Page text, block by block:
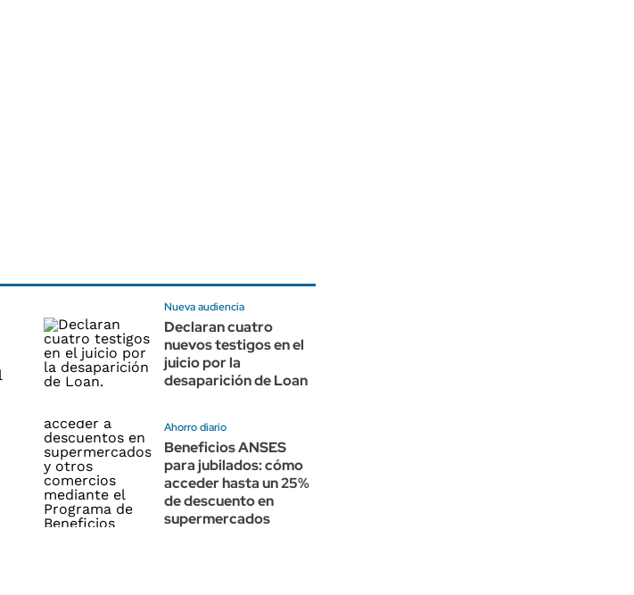
Nueva audiencia
Declaran cuatro
nuevos testigos en el
juicio por la
desaparición de Loan
Ahorro diario
Beneficios ANSES
para jubilados: cómo
acceder hasta un 25%
de descuento en
supermercados